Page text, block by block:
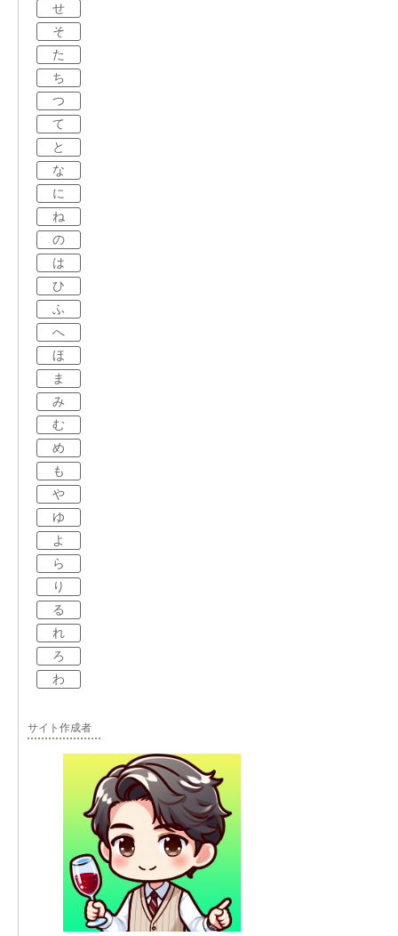
せ
そ
た
ち
つ
て
と
な
に
ね
の
は
ひ
ふ
へ
ほ
ま
み
む
め
も
や
ゆ
よ
ら
り
る
れ
ろ
わ
サイト作成者